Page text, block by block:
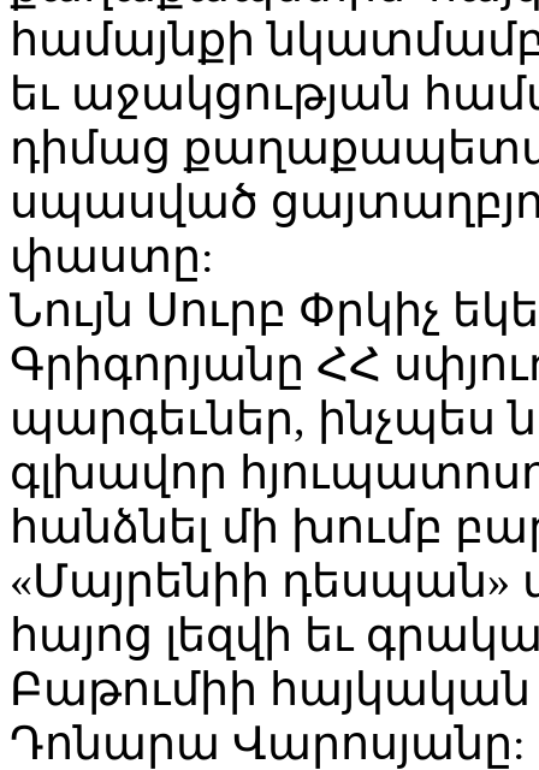
համայնքի
եւ աջակցության
դիմաց
սպասված
փաստը:
Նույն Սուրբ Փրկիչ
Գրիգորյանը ՀՀ
պարգեւներ, ինչպես
գլխավոր
հանձնել մի խումբ
«Մայրենիի
հայոց լեզվի եւ
Բաթումիի
Դոնարա Վարոսյանը: